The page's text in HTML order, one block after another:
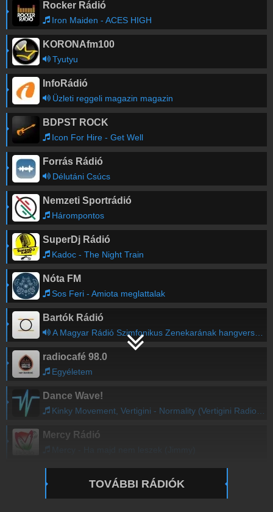
Rocker Rádió
Iron Maiden - ACES HIGH
KORONAfm100
Tyutyu
InfoRádió
Üzleti reggeli magazin magazin
BDPST ROCK
Icon For Hire - Get Well
Forrás Rádió
Délutáni Csúcs
Nemzeti Sportrádió
Hárompontos
SuperDj Rádió
Kadoc - The Night Train
Nóta FM
Sos Feri - Amiota meglattalak
Bartók Rádió
A Magyar Rádió Szimfonikus Zenekarának hangversenye
radiocafé 98.0
Egyéletem
Dance Wave!
Kinky Movement, Vertigini - Normality (Vertigini Radio Re-Cut)
Mercy Rádió
TOVÁBBI RÁDIÓK